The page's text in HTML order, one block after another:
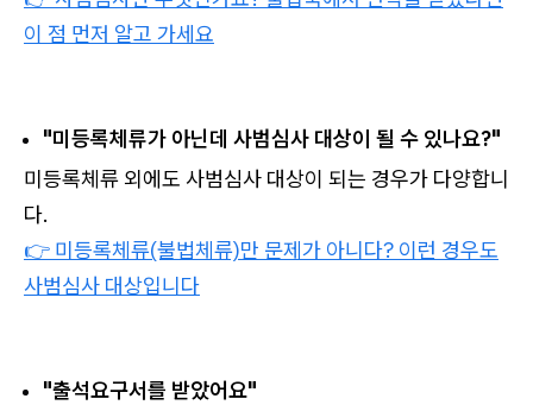
이 점 먼저 알고 가세요
"미등록체류가 아닌데 사범심사 대상이 될 수 있나요?"
미등록체류 외에도 사범심사 대상이 되는 경우가 다양합니
다.
👉 미등록체류(불법체류)만 문제가 아니다? 이런 경우도
사범심사 대상입니다
"출석요구서를 받았어요"